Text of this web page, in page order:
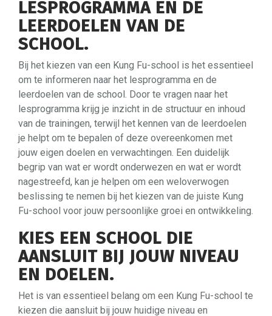
LESPROGRAMMA EN DE
LEERDOELEN VAN DE
SCHOOL.
Bij het kiezen van een Kung Fu-school is het essentieel
om te informeren naar het lesprogramma en de
leerdoelen van de school. Door te vragen naar het
lesprogramma krijg je inzicht in de structuur en inhoud
van de trainingen, terwijl het kennen van de leerdoelen
je helpt om te bepalen of deze overeenkomen met
jouw eigen doelen en verwachtingen. Een duidelijk
begrip van wat er wordt onderwezen en wat er wordt
nagestreefd, kan je helpen om een weloverwogen
beslissing te nemen bij het kiezen van de juiste Kung
Fu-school voor jouw persoonlijke groei en ontwikkeling.
KIES EEN SCHOOL DIE
AANSLUIT BIJ JOUW NIVEAU
EN DOELEN.
Het is van essentieel belang om een Kung Fu-school te
kiezen die aansluit bij jouw huidige niveau en